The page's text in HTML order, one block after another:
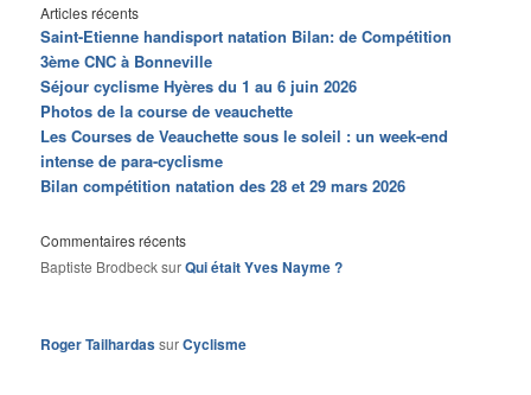
Articles récents
Saint-Etienne handisport natation Bilan: de Compétition
3ème CNC à Bonneville
Séjour cyclisme Hyères du 1 au 6 juin 2026
Photos de la course de veauchette
Les Courses de Veauchette sous le soleil : un week-end
intense de para-cyclisme
Bilan compétition natation des 28 et 29 mars 2026
Commentaires récents
Baptiste BrodbecksurQui était Yves Nayme ?
Roger TailhardassurCyclisme